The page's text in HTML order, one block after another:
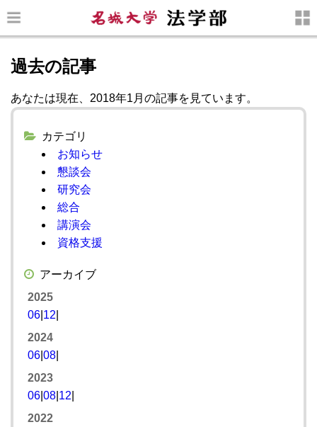
過去の記事
あなたは現在、2018年1月の記事を見ています。
カテゴリ
お知らせ
懇談会
研究会
総合
講演会
資格支援
アーカイブ
2025
06 12
2024
06 08
2023
06 08 12
2022